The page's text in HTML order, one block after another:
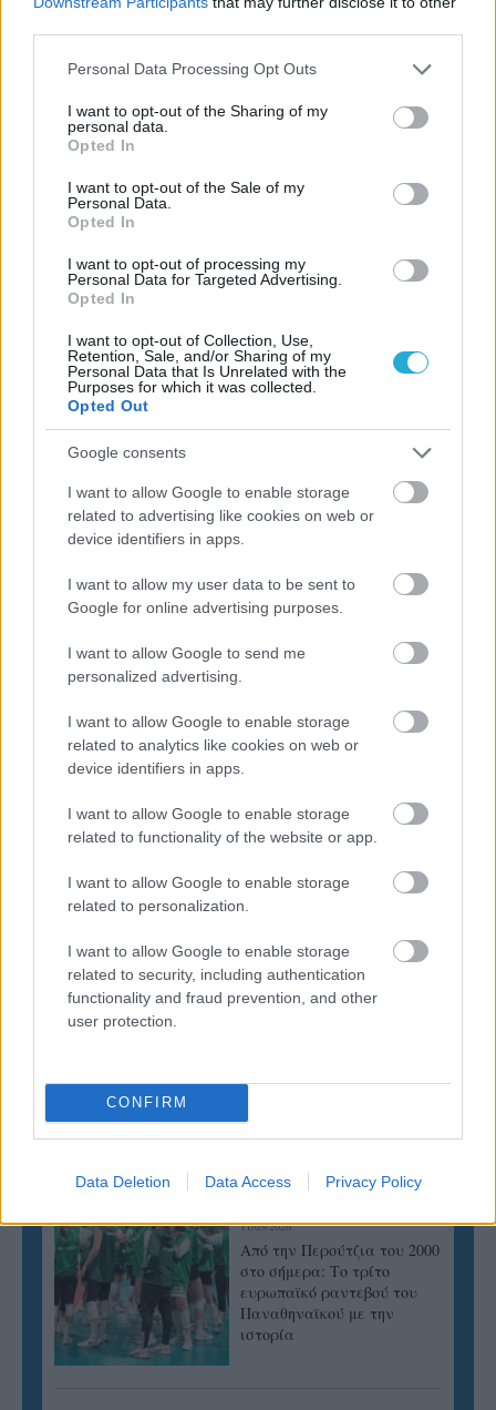
Please note that this website/app uses one or more Google
not limited to your visit or usage behaviour. You may click to
grant or deny consent to Google and its third-party tags to
use your data for below specified purposes in below Google
consent section.
Personal Data Processing Opt Outs
I want to opt-out of the Sharing of my
personal data.
Opted In
I want to opt-out of the Sale of my
Personal Data.
Opted In
I want to opt-out of processing my
Personal Data for Targeted Advertising.
Opted In
I want to opt-out of Collection, Use,
Retention, Sale, and/or Sharing of my
Personal Data that Is Unrelated with the
Purposes for which it was collected.
Opted Out
Google consents
I want to allow Google to enable storage
related to advertising like cookies on web or
device identifiers in apps.
I want to allow my user data to be sent to
Google for online advertising purposes.
I want to allow Google to send me
personalized advertising.
I want to allow Google to enable storage
related to analytics like cookies on web or
device identifiers in apps.
I want to allow Google to enable storage
related to functionality of the website or app.
I want to allow Google to enable storage
related to personalization.
I want to allow Google to enable storage
related to security, including authentication
functionality and fraud prevention, and other
user protection.
CONFIRM
Data Deletion Data Access Privacy Policy
ΡΟΗ ΕΙΔΗΣΕΩΝ
05/08/2026
Ισόπαλο το πρωτο φιλικό τεστ της Εθνικής στο
Ουρμπίνο
05/08/2026
Προς στρατηγική συνεργασία ΠΑΣΑΠΠ και
Πανεπιστημίου Πατρών
05/08/2026
Πρώτο δυνατό τεστ της Εθνικής Γυναικών επί ιταλικού
εδάφους με Σουηδία
05/08/2026
Η Καλαπόδα, «μία φίλη απ’ τα παλιά», ορθώνει το
ανάστημά της ξανά στη Σαντορίνη
02/08/2026
παρέμεινε στην κορυφή του VNL
02/08/2026
Qidong Futures: Στην 3η θέση Ντάλλας, Χατζηνικολάου
ΓΝΩΜΕΣ
11/03/2026
Από την Περούτζια του 2000
στο σήμερα: Tο τρίτο
ευρωπαϊκό ραντεβού του
Παναθηναϊκού με την
ιστορία